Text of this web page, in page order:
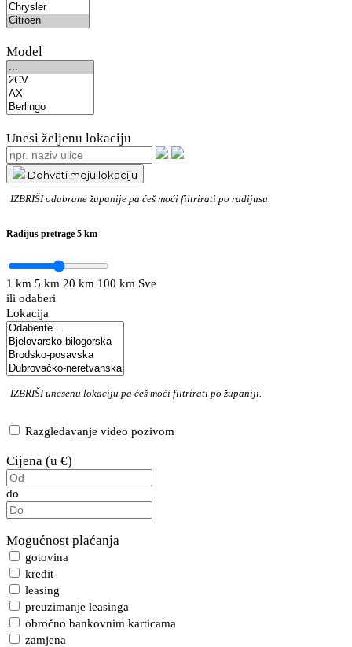
Model
Unesi željenu lokaciju
Dohvati moju lokaciju
IZBRIŠIodabrane županije pa ćeš moći filtrirati po radijusu.
Radijus pretrage 5 km
1 km 5 km 20 km 100 km Sve
ili odaberi
Lokacija
IZBRIŠIunesenu lokaciju pa ćeš moći filtrirati po županiji.
Razgledavanje video pozivom
Cijena (u €)
do
Mogućnost plaćanja
gotovina
kredit
leasing
preuzimanje leasinga
obročno bankovnim karticama
zamjena